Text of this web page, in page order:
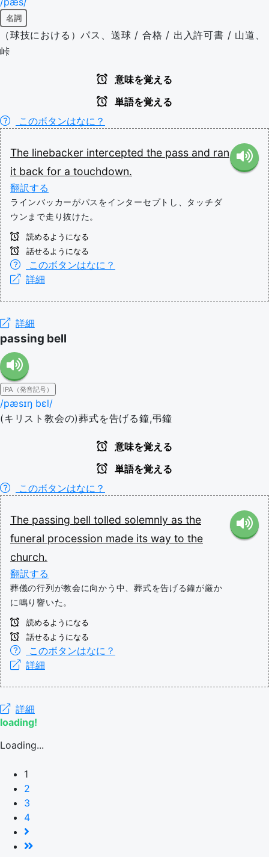
名詞
（球技における）パス、送球 / 合格 / 出入許可書 / 山道、
峠
意味を覚える
単語を覚える
このボタンはなに？
The linebacker intercepted the pass and ran
it back for a touchdown.
翻訳する
ラインバッカーがパスをインターセプトし、タッチダ
ウンまで走り抜けた。
読めるようになる
話せるようになる
このボタンはなに？
詳細
詳細
passing bell
IPA（発音記号）
/pæsɪŋ bɛl/
(キリスト教会の)葬式を告げる鐘,弔鐘
意味を覚える
単語を覚える
このボタンはなに？
The passing bell tolled solemnly as the
funeral procession made its way to the
church.
翻訳する
葬儀の行列が教会に向かう中、葬式を告げる鐘が厳か
に鳴り響いた。
読めるようになる
話せるようになる
このボタンはなに？
詳細
詳細
loading!
Loading...
1
2
3
4